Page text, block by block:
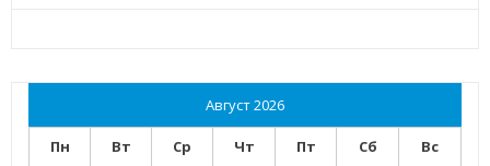
Август 2026
Пн Вт Ср Чт Пт Сб
Вс